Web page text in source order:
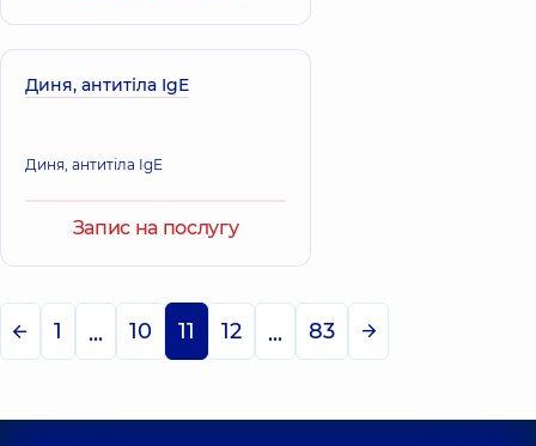
Диня, антитіла IgE
Диня, антитіла IgE
Запис на послугу
1 ... 10 11 12 ... 83